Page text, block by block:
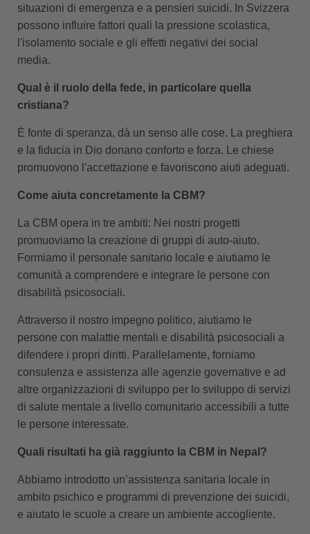
situazioni di emergenza e a pensieri suicidi. In Svizzera
possono influire fattori quali la pressione scolastica,
l'isolamento sociale e gli effetti negativi dei social
media.
Qual è il ruolo della fede, in particolare quella
cristiana?
È fonte di speranza, dà un senso alle cose. La preghiera
e la fiducia in Dio donano conforto e forza. Le chiese
promuovono l'accettazione e favoriscono aiuti adeguati.
Come aiuta concretamente la CBM?
La CBM opera in tre ambiti: Nei nostri progetti
promuoviamo la creazione di gruppi di auto-aiuto.
Formiamo il personale sanitario locale e aiutiamo le
comunità a comprendere e integrare le persone con
disabilità psicosociali.
Attraverso il nostro impegno politico, aiutiamo le
persone con malattie mentali e disabilità psicosociali a
difendere i propri diritti. Parallelamente, forniamo
consulenza e assistenza alle agenzie governative e ad
altre organizzazioni di sviluppo per lo sviluppo di servizi
di salute mentale a livello comunitario accessibili a tutte
le persone interessate.
Quali risultati ha già raggiunto la CBM in Nepal?
Abbiamo introdotto un’assistenza sanitaria locale in
ambito psichico e programmi di prevenzione dei suicidi,
e aiutato le scuole a creare un ambiente accogliente.